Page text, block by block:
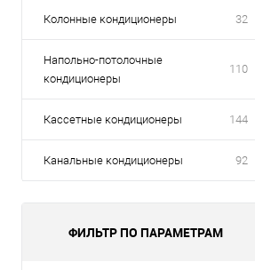
Колонные кондиционеры 32
Напольно-потолочные
кондиционеры
110
Кассетные кондиционеры 144
Канальные кондиционеры 92
ФИЛЬТР ПО ПАРАМЕТРАМ